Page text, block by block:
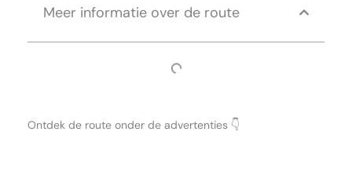
Meer informatie over de route
Ontdek de route onder de advertenties 👇